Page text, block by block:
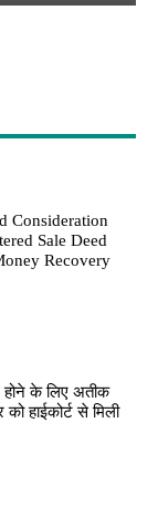
Consideration
Sale Deed
Recovery
के लिए अतीक
हाईकोर्ट से मिली